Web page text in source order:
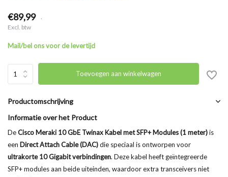
€89,99 .
Excl. btw
Mail/bel ons voor de levertijd
Toevoegen aan winkelwagen
Productomschrijving
Informatie over het Product
DeCisco Meraki 10 GbE Twinax Kabel met SFP+ Modules (1 meter)is
een Direct Attach Cable (DAC)die speciaal is ontworpen voor
ultrakorte 10 Gigabit verbindingen. Deze kabel heeft geïntegreerde
SFP+ modules aan beide uiteinden, waardoor extra transceivers niet